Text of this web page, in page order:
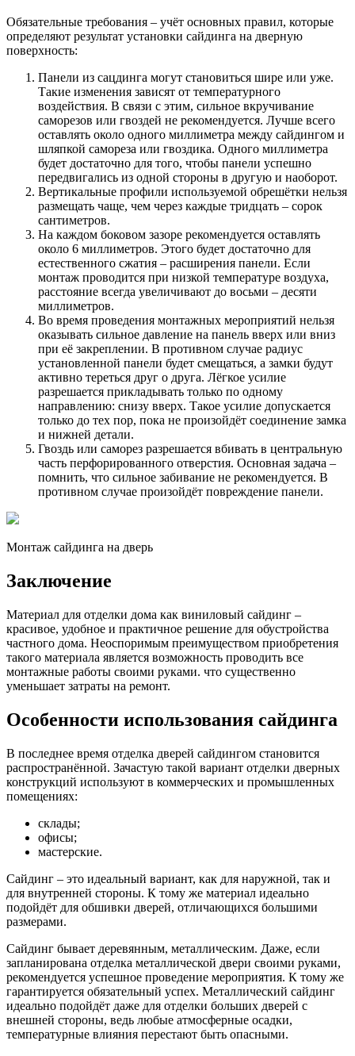
Обязательные требования – учёт основных правил, которые
определяют результат установки сайдинга на дверную
поверхность:
Панели из сацдинга могут становиться шире или уже.
Такие изменения зависят от температурного
воздействия. В связи с этим, сильное вкручивание
саморезов или гвоздей не рекомендуется. Лучше всего
оставлять около одного миллиметра между сайдингом и
шляпкой самореза или гвоздика. Одного миллиметра
будет достаточно для того, чтобы панели успешно
передвигались из одной стороны в другую и наоборот.
Вертикальные профили используемой обрешётки нельзя
размещать чаще, чем через каждые тридцать – сорок
сантиметров.
На каждом боковом зазоре рекомендуется оставлять
около 6 миллиметров. Этого будет достаточно для
естественного сжатия – расширения панели. Если
монтаж проводится при низкой температуре воздуха,
расстояние всегда увеличивают до восьми – десяти
миллиметров.
Во время проведения монтажных мероприятий нельзя
оказывать сильное давление на панель вверх или вниз
при её закреплении. В противном случае радиус
установленной панели будет смещаться, а замки будут
активно тереться друг о друга. Лёгкое усилие
разрешается прикладывать только по одному
направлению: снизу вверх. Такое усилие допускается
только до тех пор, пока не произойдёт соединение замка
и нижней детали.
Гвоздь или саморез разрешается вбивать в центральную
часть перфорированного отверстия. Основная задача –
помнить, что сильное забивание не рекомендуется. В
противном случае произойдёт повреждение панели.
Монтаж сайдинга на дверь
Заключение
Материал для отделки дома как виниловый сайдинг –
красивое, удобное и практичное решение для обустройства
частного дома. Неоспоримым преимуществом приобретения
такого материала является возможность проводить все
монтажные работы своими руками. что существенно
уменьшает затраты на ремонт.
Особенности использования сайдинга
В последнее время отделка дверей сайдингом становится
распространённой. Зачастую такой вариант отделки дверных
конструкций используют в коммерческих и промышленных
помещениях:
склады;
офисы;
мастерские.
Сайдинг – это идеальный вариант, как для наружной, так и
для внутренней стороны. К тому же материал идеально
подойдёт для обшивки дверей, отличающихся большими
размерами.
Сайдинг бывает деревянным, металлическим. Даже, если
запланирована отделка металлической двери своими руками,
рекомендуется успешное проведение мероприятия. К тому же
гарантируется обязательный успех. Металлический сайдинг
идеально подойдёт даже для отделки больших дверей с
внешней стороны, ведь любые атмосферные осадки,
температурные влияния перестают быть опасными.